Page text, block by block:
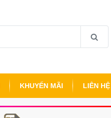
KHUYẾN MÃI LIÊN HỆ